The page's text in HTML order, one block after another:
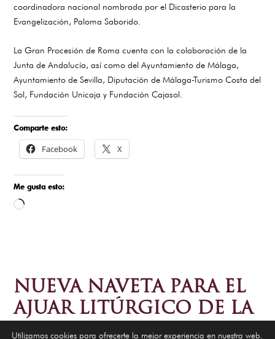
coordinadora nacional nombrada por el Dicasterio para la
Evangelización, Paloma Saborido.
La Gran Procesión de Roma cuenta con la colaboración de la
Junta de Andalucía, así como del Ayuntamiento de Málaga,
Ayuntamiento de Sevilla, Diputación de Málaga-Turismo Costa del
Sol, Fundación Unicaja y Fundación Cajasol.
Comparte esto:
Facebook X
Me gusta esto:
Cargando...
NUEVA NAVETA PARA EL
AJUAR LITÚRGICO DE LA
HERMANDAD
Utilizamos cookies para ofrecerte la mejor experiencia en nuestra web.